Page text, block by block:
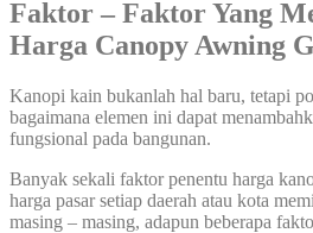
Faktor – Faktor Yang
Harga Canopy Awning
Kanopi kain bukanlah hal baru, tetapi
bagaimana elemen ini dapat
fungsional pada bangunan.
Banyak sekali faktor penentu harga
harga pasar setiap daerah atau kota
masing – masing, adapun beberapa